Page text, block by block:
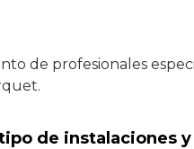
de profesionales
de instalaciones